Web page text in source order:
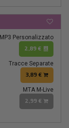
MP3 Personalizzato
2,89 €
Tracce Separate
3,89 €
MTA M-Live
2,99 €